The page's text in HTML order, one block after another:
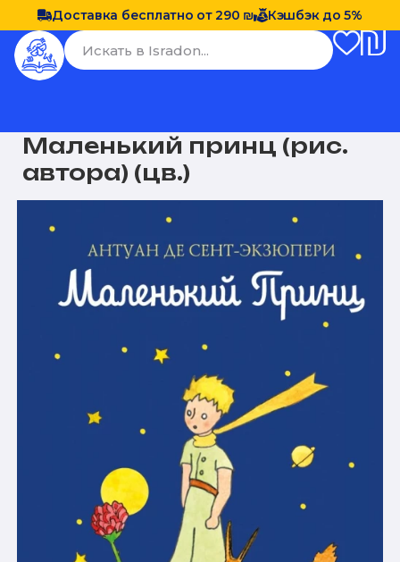
Доставка бесплатно от 290 ₪ Кэшбэк до 5%
Маленький принц (рис.
автора) (цв.)